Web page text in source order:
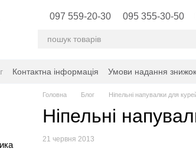
097 559-20-30 095 355-30-50
Контактна інформація Умови надання знижок
Головна Блог Ніпельні напувалки для
Ніпельні
21 червня 2013